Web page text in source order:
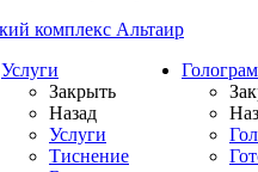
Услуги
Закрыть
Назад
Услуги
Тиснение